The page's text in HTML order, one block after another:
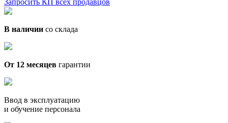
В наличии со склада
От 12 месяцев гарантии
Ввод в эксплуатацию
и обучение персонала